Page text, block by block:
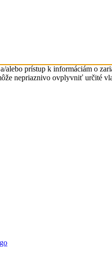
prístup k informáciám o
nepriaznivo ovplyvniť určité